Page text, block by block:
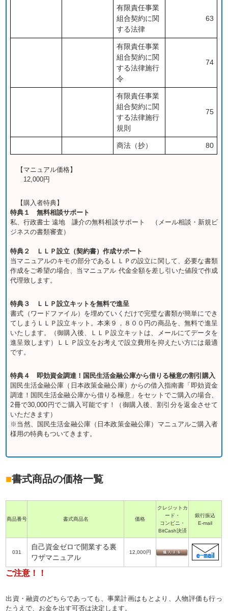
有限責任事業
組合契約に関
する法律
63
有限責任事業
組合契約に関
する法律施行
令
74
有限責任事業
組合契約に関
する法律施行
規則
75
商法（抄） 80
【マニュアル価格】
12,000円
【購入者特典】
特典１ 無料相談サポート
私、行政書士 遠地 謙介の無料相談サポート （メール相談・新規ビ
ジネスの書類審査）
特典２ ＬＬＰ設立（契約書）作成サポート
当マニュアルのキモの部分であるＬＬＰの設立に関して、必要な書類
作成をご希望の場合、当マニュアル 代金全額を差し引いた値段で作成
代理致します。
特典３ ＬＬＰ設立キットを無料で進呈
書式（ワードファイル）を埋めていくだけで完璧な書類が簡単にでき
てしまうＬＬＰ設立キット。本来９，８００円の商品を、無料で進呈
いたします。（御購入後、ＬＬＰ設立キットは、メールにてデータを
進呈致します）ＬＬＰ設立をお考えで設立費用を抑えたい方には最適
です。
特典４ 即効資金調達！国民生活金融公庫から借りる極意の割引購入
国民生活金融公庫（日本政策金融公庫）からの借入指南書「即効資金
調達！国民生活金融公庫から借りる極意」をセットでご購入の場合、
2冊で30,000円でご購入可能です！（御購入後、割引分を返金させて
いただきます）
※当然、国民生活金融公庫（日本政策金融公庫）マニュアルご購入者
様用の特典もついてきます。
■書式商品の価格一覧
商品番号 書式商品名 価格
クレジットカ
ード・
コンビニ・
BitCash決済
銀行振込
E-mail
031
自己資金ゼロで開業する裏
ワザマニュアル
12,000円
ご注意！！
出資・融資のどちらであっても、事業計画はもとより、人物評価も行っ
たうえで、お金を出す可否は決定します。